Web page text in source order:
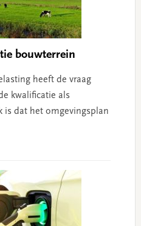
bouwterrein
heeft de vraag
kwalificatie als
is dat het omgevingsplan